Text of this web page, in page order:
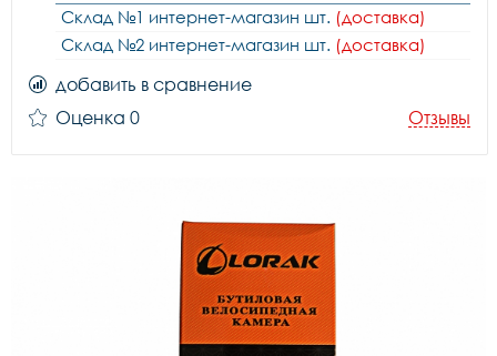
Склад №1 интернет-магазин шт. (доставка)
Склад №2 интернет-магазин шт. (доставка)
добавить в сравнение
Оценка 0
Отзывы